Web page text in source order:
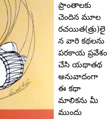
ప్రాంతాలకు
చెందిన మూల
రచయిత(త్రు)లై
న వారి కథలను
పరకాయ ప్రవేశం
చేసి యథాతథ
అనువాదంగా
ఈ కథా
మాలికను మీ
ముందు